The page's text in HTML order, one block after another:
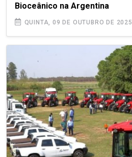
Bioceânico na Argentina
QUINTA, 09 DE OUTUBRO DE 2025